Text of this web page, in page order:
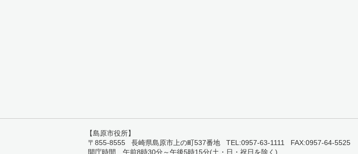
【島原市役所】
〒855-8555 長崎県島原市上の町537番地 TEL:0957-63-1111 FAX:0957-64-5525
開庁時間 午前8時30分～午後5時15分(土・日・祝日を除く)